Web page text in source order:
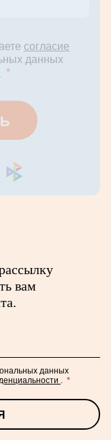
согласие
данных
*
вам
данных
. *